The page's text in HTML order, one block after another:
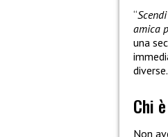
“
amica
una
diverse.
Chi
Non